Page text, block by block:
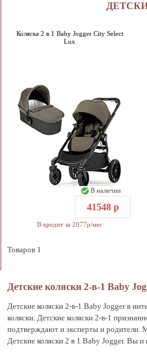
Коляска 2 в 1 Baby Jogger City Select
Lux
В наличии
41548 р
В кредит за 2077р/мес
Товаров 1
Детские коляски 2-в-1 Baby
Детские коляски 2-в-1 Baby Jogger в
коляски. Детские коляски 2-в-1
подтверждают и эксперты и родители.
Детские коляски 2 в 1 Baby Jogger. Вы